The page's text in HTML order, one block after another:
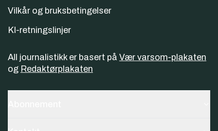
Vilkår og bruksbetingelser
KI-retningslinjer
All journalistikk er basert på Vær varsom-plakaten
og Redaktørplakaten